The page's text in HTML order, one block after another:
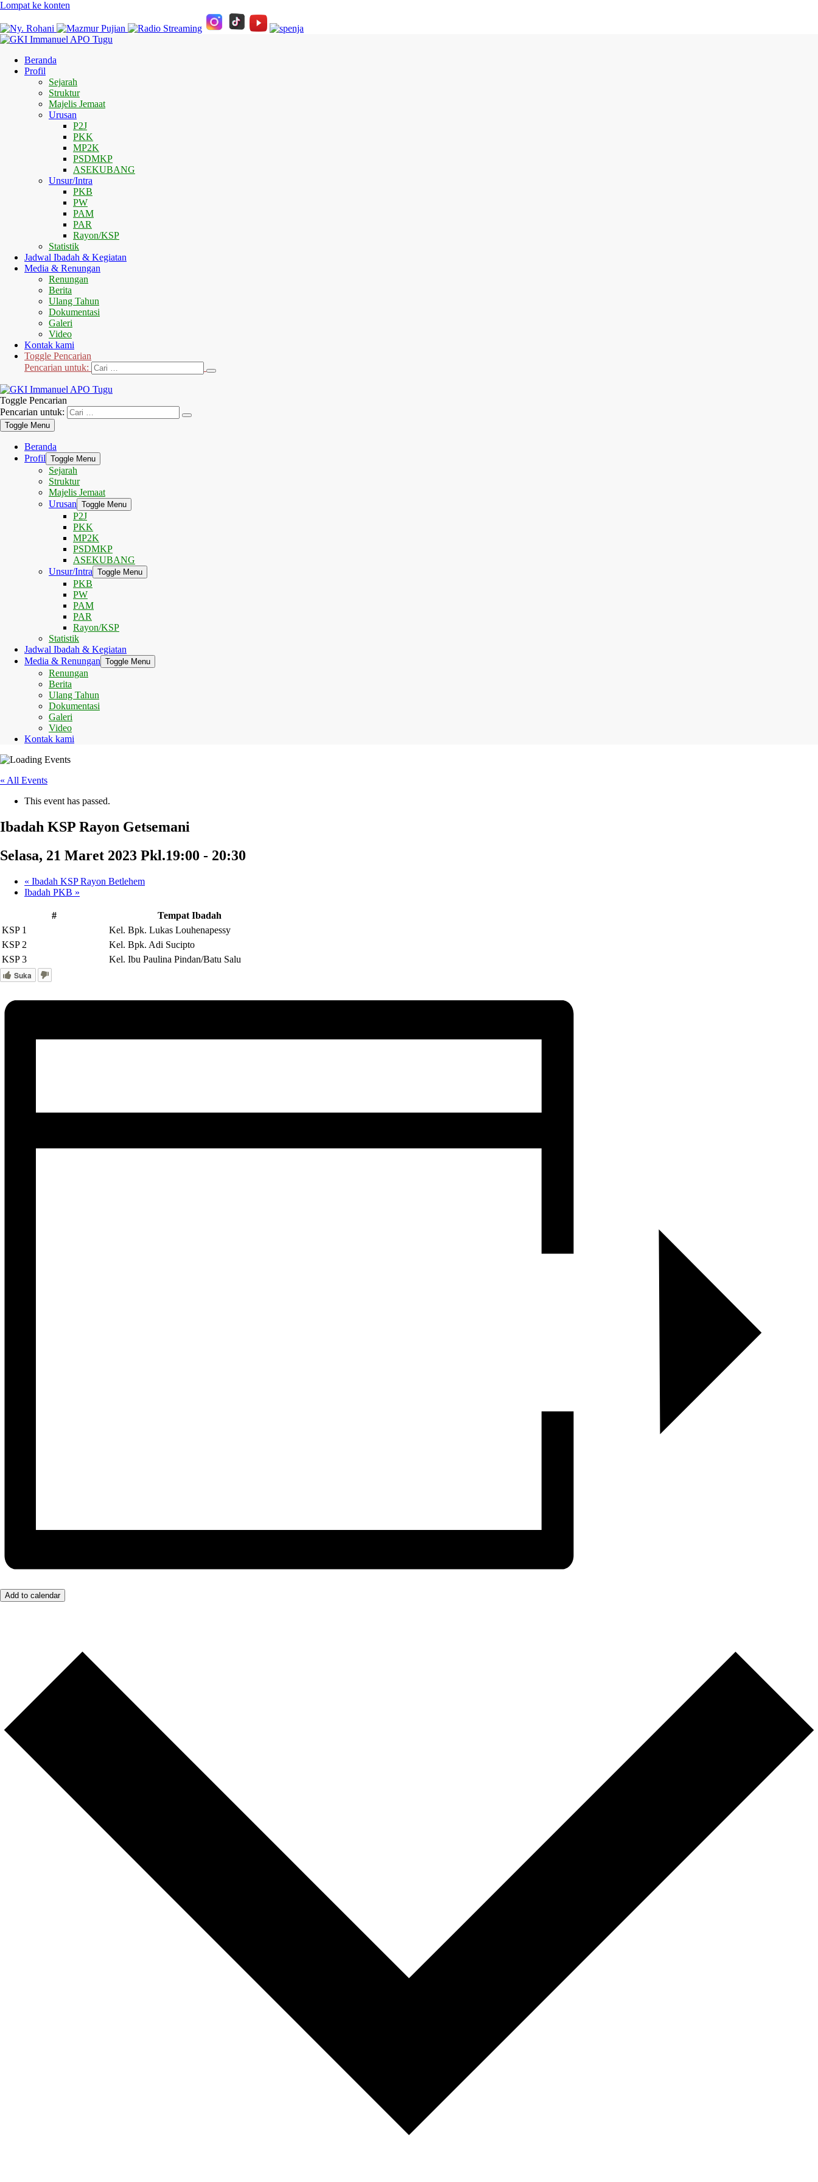
Lompat ke konten
Beranda
Profil
Sejarah
Struktur
Majelis Jemaat
Urusan
P2J
PKK
MP2K
PSDMKP
ASEKUBANG
Unsur/Intra
PKB
PW
PAM
PAR
Rayon/KSP
Statistik
Jadwal Ibadah & Kegiatan
Media & Renungan
Renungan
Berita
Ulang Tahun
Dokumentasi
Galeri
Video
Kontak kami
Toggle Pencarian
Pencarian untuk:
Toggle Pencarian
Pencarian untuk:
Toggle Menu
Beranda
Profil Toggle Menu
Sejarah
Struktur
Majelis Jemaat
Urusan Toggle Menu
P2J
PKK
MP2K
PSDMKP
ASEKUBANG
Unsur/Intra Toggle Menu
PKB
PW
PAM
PAR
Rayon/KSP
Statistik
Jadwal Ibadah & Kegiatan
Media & Renungan Toggle Menu
Renungan
Berita
Ulang Tahun
Dokumentasi
Galeri
Video
Kontak kami
« All Events
This event has passed.
Ibadah KSP Rayon Getsemani
Selasa, 21 Maret 2023 Pkl.19:00 - 20:30
« Ibadah KSP Rayon Betlehem
Ibadah PKB »
#
Tempat Ibadah
KSP 1
Kel. Bpk. Lukas Louhenapessy
KSP 2
Kel. Bpk. Adi Sucipto
KSP 3
Kel. Ibu Paulina Pindan/Batu Salu
Suka
Add to calendar